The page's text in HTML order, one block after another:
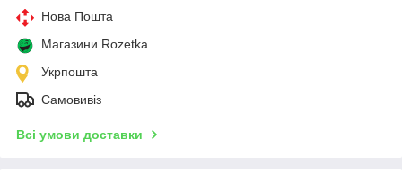
Нова Пошта
Магазини Rozetka
Укрпошта
Самовивіз
Всі умови доставки